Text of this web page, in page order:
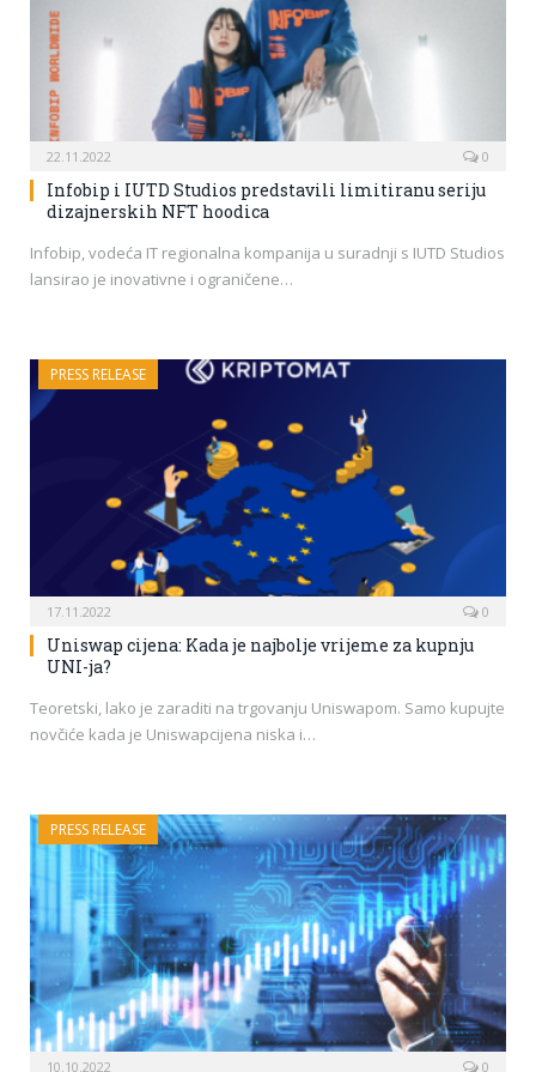
22.11.2022 0
Infobip i IUTD Studios predstavili limitiranu seriju
dizajnerskih NFT hoodica
Infobip, vodeća IT regionalna kompanija u suradnji s IUTD Studios
lansirao je inovativne i ograničene…
PRESS RELEASE
17.11.2022 0
Uniswap cijena: Kada je najbolje vrijeme za kupnju
UNI-ja?
Teoretski, lako je zaraditi na trgovanju Uniswapom. Samo kupujte
novčiće kada je Uniswapcijena niska i…
PRESS RELEASE
10.10.2022 0